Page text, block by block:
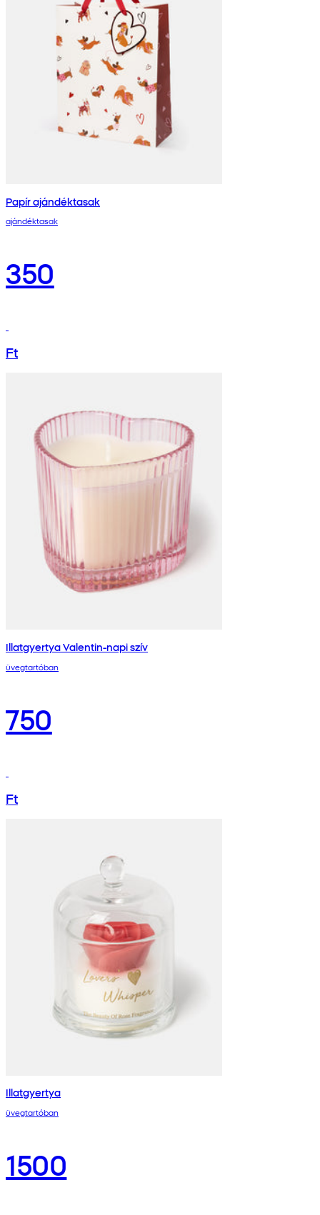
Papír ajándéktasak
ajándéktasak
350
Ft
Illatgyertya Valentin-napi szív
üvegtartóban
750
Ft
Illatgyertya
üvegtartóban
1500